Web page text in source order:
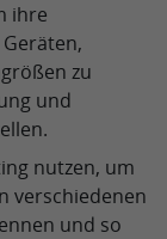
ihre
zu
und
nutzen, um
verschiedenen
und so